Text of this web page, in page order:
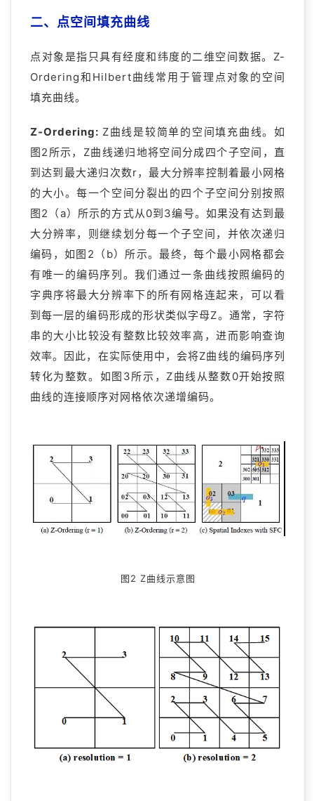
二、点空间填充曲线
点对象是指只具有经度和纬度的二维空间数据。Z-
Ordering和Hilbert曲线常用于管理点对象的空间
填充曲线。
Z-Ordering: Z曲线是较简单的空间填充曲线。如
图2所示，Z曲线递归地将空间分成四个子空间，直
到达到最大递归次数r，最大分辨率控制着最小网格
的大小。每一个空间分裂出的四个子空间分别按照
图2（a）所示的方式从0到3编号。如果没有达到最
大分辨率，则继续划分每一个子空间，并依次递归
编码，如图2（b）所示。最终，每个最小网格都会
有唯一的编码序列。我们通过一条曲线按照编码的
字典序将最大分辨率下的所有网格连起来，可以看
到每一层的编码形成的形状类似字母Z。通常，字符
串的大小比较没有整数比较效率高，进而影响查询
效率。因此，在实际使用中，会将Z曲线的编码序列
转化为整数。如图3所示，Z曲线从整数0开始按照
曲线的连接顺序对网格依次递增编码。
图2 Z曲线示意图